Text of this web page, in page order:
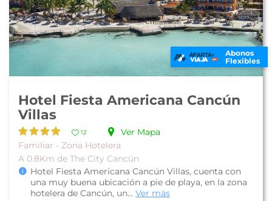
Abonos
Flexibles
Hotel Fiesta Americana Cancún
Villas
12
Ver Mapa
Familiar - Zona Hotelera
A 0.8Km de The City Cancún
Hotel Fiesta Americana Cancún Villas, cuenta con
una muy buena ubicación a pie de playa, en la zona
hotelera de Cancún, un... Ver más